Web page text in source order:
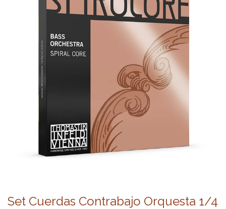
Set Cuerdas Contrabajo Orquesta 1/4